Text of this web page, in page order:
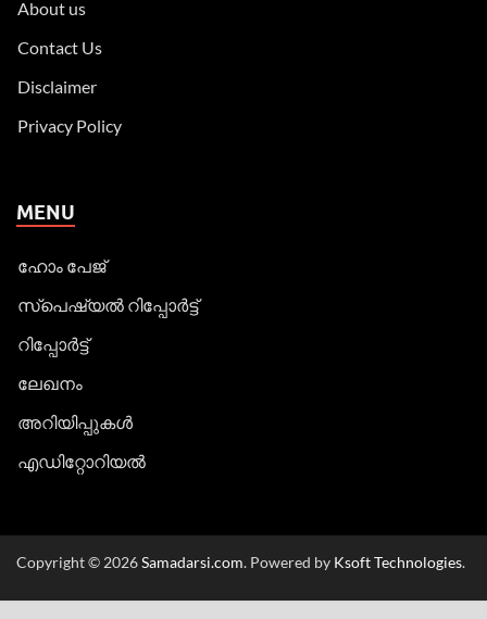
About us
Contact Us
Disclaimer
Privacy Policy
MENU
ഹോം പേജ്
സ്പെഷ്യൽ റിപ്പോര്‍ട്ട്
റിപ്പോര്‍ട്ട്
ലേഖനം
അറിയിപ്പുകള്‍
എഡിറ്റോറിയല്‍
Copyright © 2026Samadarsi.com. Powered by Ksoft Technologies.